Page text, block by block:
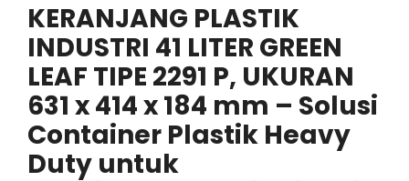
KERANJANG PLASTIK
INDUSTRI 41 LITER GREEN
LEAF TIPE 2291 P, UKURAN
631 x 414 x 184 mm – Solusi
Container Plastik Heavy
Duty untuk